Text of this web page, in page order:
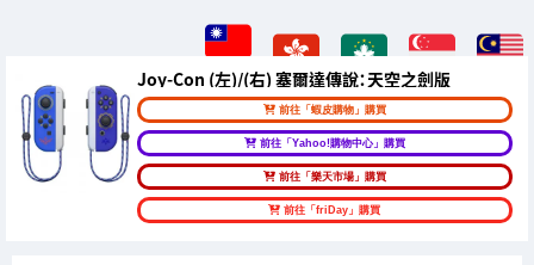
Joy-Con (左)/(右) 塞爾達傳說：天空之劍版
前往「蝦皮購物」購買
前往「Yahoo!購物中心」購買
前往「樂天市場」購買
前往「friDay」購買